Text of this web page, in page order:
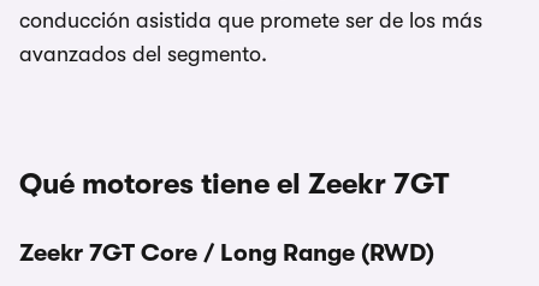
conducción asistida que promete ser de los más
avanzados del segmento.
Qué motores tiene el Zeekr 7GT
Zeekr 7GT Core / Long Range (RWD)